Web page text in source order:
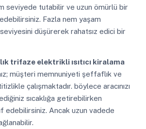
seviyede tutabilir ve uzun ömürlü bir
Fazla nem yaşam
düşürerek rahatsız edici bir
trifaze elektrikli ısıtıcı kiralama
müşteri memnuniyeti şeffaflık ve
çalışmaktadır. böylece aracınızı
sıcaklığa getirebilirken
edebilirsiniz. Ancak uzun vadede